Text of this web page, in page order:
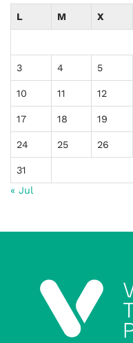
L M X
3 4 5
10 11 12
17 18 19
24 25 26
31
« Jul